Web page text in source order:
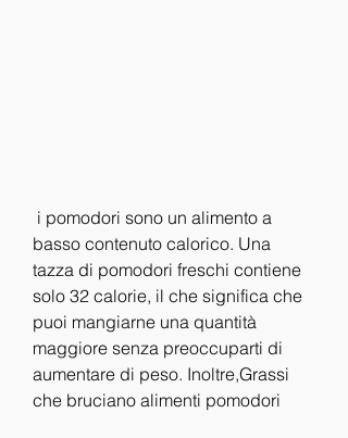
basso contenuto calorico. Una
tazza di pomodori freschi contiene
solo 32 calorie, il che significa che
puoi mangiarne una quantità
maggiore senza preoccuparti di
aumentare di peso. Inoltre,Grassi
che bruciano alimenti pomodori